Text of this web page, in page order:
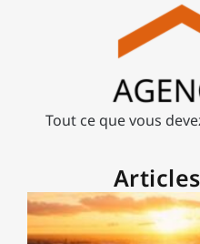
Tout ce que vous